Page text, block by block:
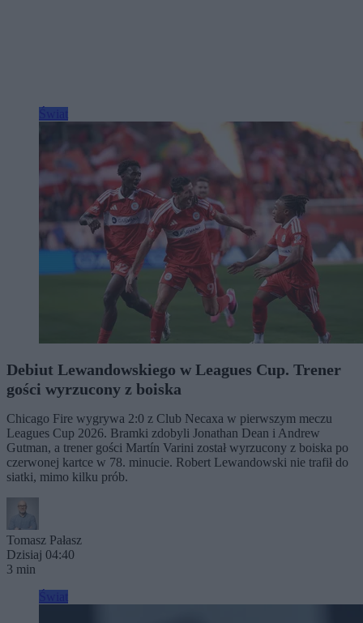
Debiut Lewandowskiego w Leagues Cup. Trener
gości wyrzucony z boiska
Chicago Fire wygrywa 2:0 z Club Necaxa w pierwszym meczu
Leagues Cup 2026. Bramki zdobyli Jonathan Dean i Andrew
Gutman, a trener gości Martín Varini został wyrzucony z boiska po
czerwonej kartce w 78. minucie. Robert Lewandowski nie trafił do
siatki, mimo kilku prób.
Tomasz Pałasz
Dzisiaj 04:40
3 min